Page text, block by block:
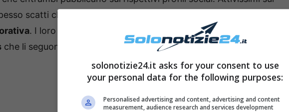
scatti che ritraggono la loro
. I loro profili Instagram ufficiali vantano infatti la presenza
che li seguono sempre con molto affetto.
solonotizie24.it asks for your consent to use
your personal data for the following purposes:
Personalised advertising and content, advertising and content
measurement, audience research and services development